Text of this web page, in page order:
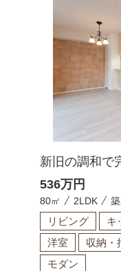
新旧の調和で
536万円
80㎡ 2LDK
リビング キ
洋室
収納・
モダン